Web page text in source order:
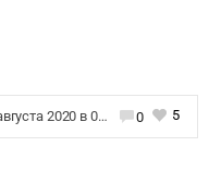
19 августа 2020 в 07:41 0 5